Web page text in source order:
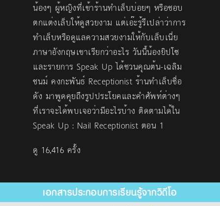
น้องๆ ผู้หญิงที่เข้าร้านทำเล็บบ่อยๆ หรือชอบ
ตกแต่งเล็บให้ดูสวยงาม แต่เอ๊ะรู้รึเปล่าว่าการ
ทำเล็บหรือดูแลความสวยงามให้กับเล็บเนี่ย
ภาษาอังกฤษเขาเรียกว่าอะไร วันนี้น้องยิปโซ
และรายการ Speak Up ได้ชวนคุณต้น-เฉลิม
ชนม์ คงกะพันธ์ Receptionist ร้านทำเล็บชื่อ
ดัง มาพูดคุยถึงรูปประโยคและคำศัพท์ต่างๆ
ที่เราจะได้พบเจอว่ามีอะไรบ้าง ติดตามได้ใน
Speak Up : Nail Receptionist ตอน 1
ดู 16,416 ครั้ง
เอกสารประกอบการเรียนรู้จากวิดีโอ